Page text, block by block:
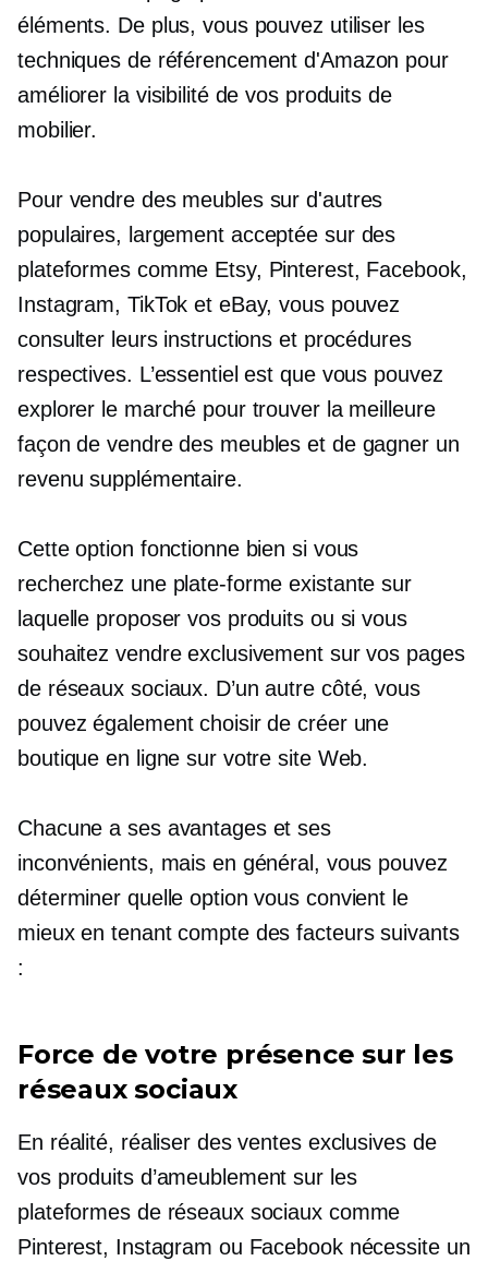
éléments. De plus, vous pouvez utiliser les
techniques de référencement d'Amazon pour
améliorer la visibilité de vos produits de
mobilier.
Pour vendre des meubles sur d'autres
populaires, largement acceptée sur des
plateformes comme Etsy, Pinterest, Facebook,
Instagram, TikTok et eBay, vous pouvez
consulter leurs instructions et procédures
respectives. L’essentiel est que vous pouvez
explorer le marché pour trouver la meilleure
façon de vendre des meubles et de gagner un
revenu supplémentaire.
Cette option fonctionne bien si vous
recherchez une plate-forme existante sur
laquelle proposer vos produits ou si vous
souhaitez vendre exclusivement sur vos pages
de réseaux sociaux. D’un autre côté, vous
pouvez également choisir de créer une
boutique en ligne sur votre site Web.
Chacune a ses avantages et ses
inconvénients, mais en général, vous pouvez
déterminer quelle option vous convient le
mieux en tenant compte des facteurs suivants
:
Force de votre présence sur les
réseaux sociaux
En réalité, réaliser des ventes exclusives de
vos produits d’ameublement sur les
plateformes de réseaux sociaux comme
Pinterest, Instagram ou Facebook nécessite un